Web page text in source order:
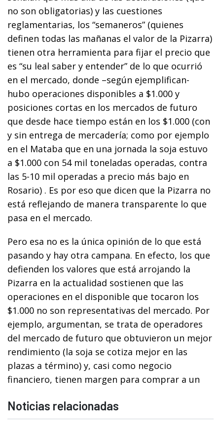
no son obligatorias) y las cuestiones
reglamentarias, los “semaneros” (quienes
definen todas las mañanas el valor de la Pizarra)
tienen otra herramienta para fijar el precio que
es “su leal saber y entender” de lo que ocurrió
en el mercado, donde –según ejemplifican-
hubo operaciones disponibles a $1.000 y
posiciones cortas en los mercados de futuro
que desde hace tiempo están en los $1.000 (con
y sin entrega de mercadería; como por ejemplo
en el Mataba que en una jornada la soja estuvo
a $1.000 con 54 mil toneladas operadas, contra
las 5-10 mil operadas a precio más bajo en
Rosario) . Es por eso que dicen que la Pizarra no
está reflejando de manera transparente lo que
pasa en el mercado.
Pero esa no es la única opinión de lo que está
pasando y hay otra campana. En efecto, los que
defienden los valores que está arrojando la
Pizarra en la actualidad sostienen que las
operaciones en el disponible que tocaron los
$1.000 no son representativas del mercado. Por
ejemplo, argumentan, se trata de operadores
del mercado de futuro que obtuvieron un mejor
rendimiento (la soja se cotiza mejor en las
plazas a término) y, casi como negocio
financiero, tienen margen para comprar a un
Noticias relacionadas